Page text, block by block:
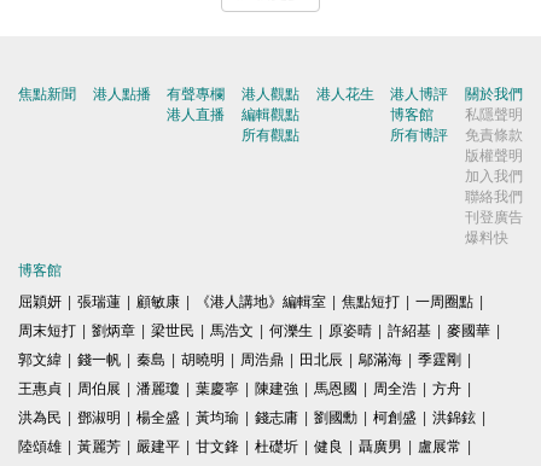
焦點新聞 港人點播
有聲專欄
港人直播
港人觀點
編輯觀點
所有觀點
港人花生
港人博評
博客館
所有博評
關於我們
私隱聲明
免責條款
版權聲明
加入我們
聯絡我們
刊登廣告
爆料快
博客館
屈穎妍 | 張瑞蓮 | 顧敏康 | 《港人講地》編輯室 | 焦點短打 | 一周圈點 |
周末短打 | 劉炳章 | 梁世民 | 馬浩文 | 何濼生 | 原姿晴 | 許紹基 | 麥國華 |
郭文緯 | 錢一帆 | 秦島 | 胡曉明 | 周浩鼎 | 田北辰 | 鄔滿海 | 季霆剛 |
王惠貞 | 周伯展 | 潘麗瓊 | 葉慶寧 | 陳建強 | 馬恩國 | 周全浩 | 方舟 |
洪為民 | 鄧淑明 | 楊全盛 | 黃均瑜 | 錢志庸 | 劉國勳 | 柯創盛 | 洪錦鉉 |
陸頌雄 | 黃麗芳 | 嚴建平 | 甘文鋒 | 杜礎圻 | 健良 | 聶廣男 | 盧展常 |